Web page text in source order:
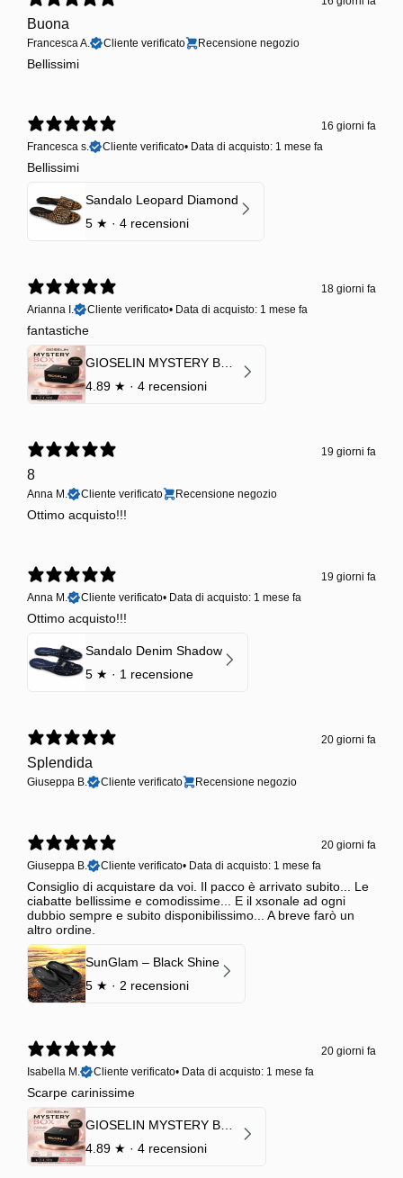
Buona
Francesca A. Cliente verificato Recensione negozio
Bellissimi
16 giorni fa
Francesca s.
Cliente verificato• Data di acquisto: 1 mese fa
Bellissimi
Sandalo Leopard Diamond
5 ★ · 4 recensioni
18 giorni fa
Arianna I.
Cliente verificato• Data di acquisto: 1 mese fa
fantastiche
4.89 ★ · 4 recensioni
19 giorni fa
8
Anna M. Cliente verificato Recensione negozio
Ottimo acquisto!!!
19 giorni fa
Anna M.
Cliente verificato• Data di acquisto: 1 mese fa
Ottimo acquisto!!!
Sandalo Denim Shadow
5 ★ · 1 recensione
20 giorni fa
Splendida
Giuseppa B. Cliente verificato Recensione negozio
20 giorni fa
Giuseppa B.
Cliente verificato• Data di acquisto: 1 mese fa
Consiglio di acquistare da voi. Il pacco è arrivato subito... Le
ciabatte bellissime e comodissime... E il xsonale ad ogni
dubbio sempre e subito disponibilissimo... A breve farò un
altro ordine.
SunGlam – Black Shine
5 ★ · 2 recensioni
20 giorni fa
Isabella M.
Cliente verificato• Data di acquisto: 1 mese fa
Scarpe carinissime
4.89 ★ · 4 recensioni